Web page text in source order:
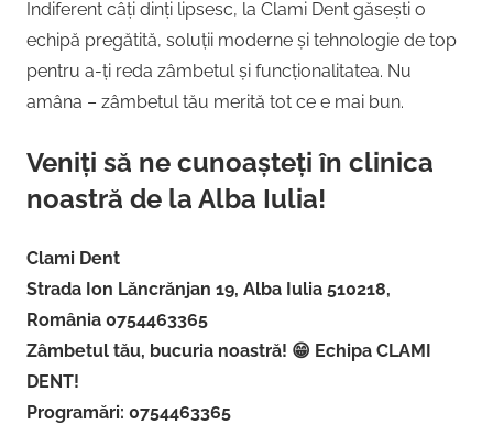
Indiferent câți dinți lipsesc, la Clami Dent găsești o
echipă pregătită, soluții moderne și tehnologie de top
pentru a-ți reda zâmbetul și funcționalitatea. Nu
amâna – zâmbetul tău merită tot ce e mai bun.
Veniți să ne cunoașteți în clinica
noastră de la Alba Iulia!
Clami Dent
Strada Ion Lăncrănjan 19, Alba Iulia 510218,
România 0754463365
Zâmbetul tău, bucuria noastră! 😁 Echipa CLAMI
DENT!
Programări: 0754463365